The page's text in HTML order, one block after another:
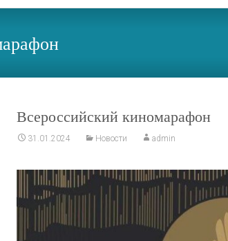
Всероссийский киномарафон
31.01.2024 Новости admin